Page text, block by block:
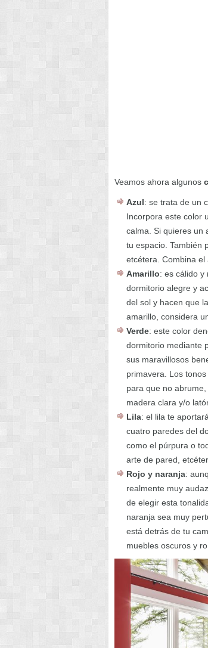
Veamos ahora algunos
Azul: se trata de un
Incorpora este color
calma. Si quieres un
tu espacio. También
etcétera. Combina el
Amarillo: es cálido y
dormitorio alegre y
del sol y hacen que
amarillo, considera
Verde: este color
dormitorio mediante
sus maravillosos
primavera. Los
para que no
madera clara y/o
Lila: el lila te
cuatro paredes del
como el púrpura o
arte de pared,
Rojo y naranja:
realmente muy
de elegir esta
naranja sea muy
está detrás de tu
muebles oscuros y